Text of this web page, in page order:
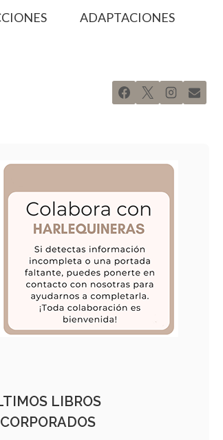
ADAPTACIONES
LIBROS